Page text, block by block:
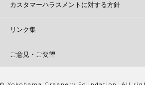
カスタマーハラスメントに対する方針
リンク集
ご意見・ご要望